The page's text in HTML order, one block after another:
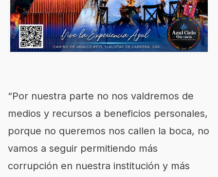
“Por nuestra parte no nos valdremos de
medios y recursos a beneficios personales,
porque no queremos nos callen la boca, no
vamos a seguir permitiendo más
corrupción en nuestra institución y más